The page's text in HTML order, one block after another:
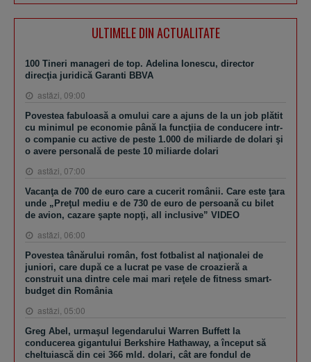
ULTIMELE DIN ACTUALITATE
100 Tineri manageri de top. Adelina Ionescu, director
direcţia juridică Garanti BBVA
astăzi, 09:00
Povestea fabuloasă a omului care a ajuns de la un job plătit
cu minimul pe economie până la funcţiia de conducere intr-
o companie cu active de peste 1.000 de miliarde de dolari şi
o avere personală de peste 10 miliarde dolari
astăzi, 07:00
Vacanţa de 700 de euro care a cucerit românii. Care este ţara
unde „Preţul mediu e de 730 de euro de persoană cu bilet
de avion, cazare şapte nopţi, all inclusive” VIDEO
astăzi, 06:00
Povestea tânărului român, fost fotbalist al naţionalei de
juniori, care după ce a lucrat pe vase de croazieră a
construit una dintre cele mai mari reţele de fitness smart-
budget din România
astăzi, 05:00
Greg Abel, urmaşul legendarului Warren Buffett la
conducerea gigantului Berkshire Hathaway, a început să
cheltuiască din cei 366 mld. dolari, cât are fondul de